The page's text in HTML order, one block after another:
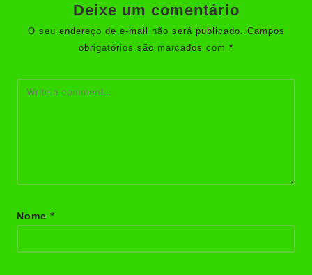
Deixe um comentário
O seu endereço de e-mail não será publicado.
Campos
obrigatórios são marcados com *
Nome *